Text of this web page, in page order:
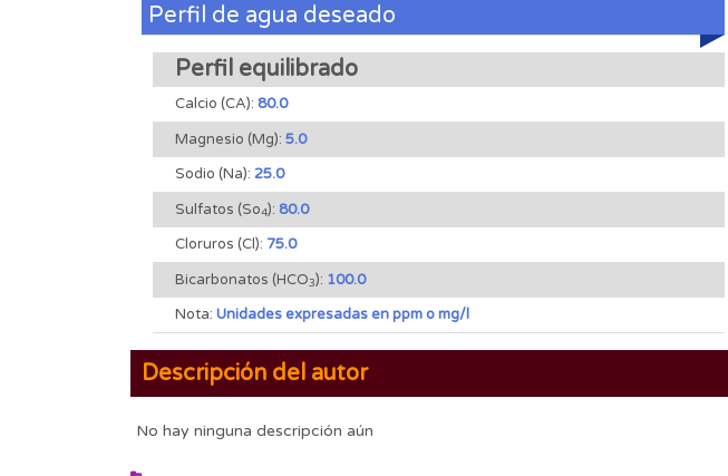
Perfil de agua deseado
Perfil equilibrado
Calcio (CA): 80.0
Magnesio (Mg): 5.0
Sodio (Na): 25.0
Sulfatos (So4): 80.0
Cloruros (Cl): 75.0
Bicarbonatos (HCO3): 100.0
Nota: Unidades expresadas en ppm o mg/l
Descripción del autor
No hay ninguna descripción aún